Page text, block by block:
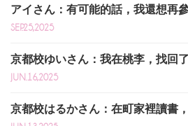
アイさん：有可能的話，我還想再
SEP.25,2025
京都校ゆいさん：我在桃李，找回
JUN.16,2025
京都校はるかさん：在町家裡讀書